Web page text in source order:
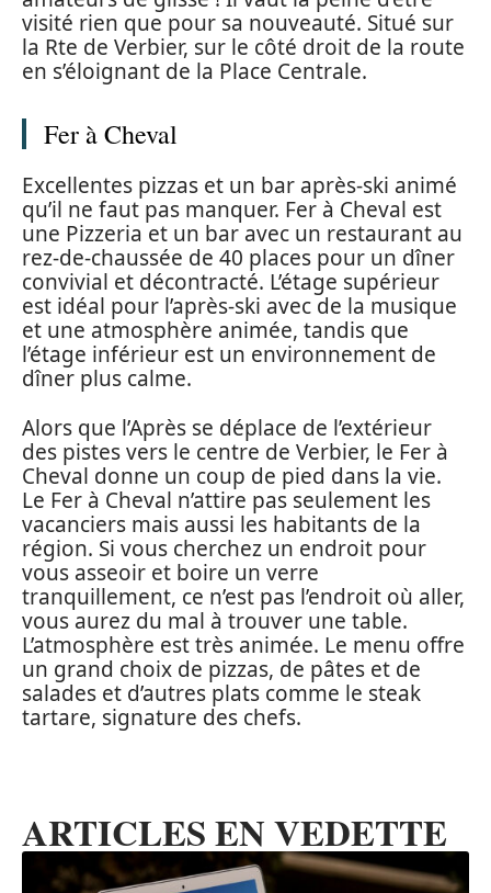
visité rien que pour sa nouveauté. Situé sur
la Rte de Verbier, sur le côté droit de la route
en s’éloignant de la Place Centrale.
Fer à Cheval
Excellentes pizzas et un bar après-ski animé
qu’il ne faut pas manquer. Fer à Cheval est
une Pizzeria et un bar avec un restaurant au
rez-de-chaussée de 40 places pour un dîner
convivial et décontracté. L’étage supérieur
est idéal pour l’après-ski avec de la musique
et une atmosphère animée, tandis que
l’étage inférieur est un environnement de
dîner plus calme.
Alors que l’Après se déplace de l’extérieur
des pistes vers le centre de Verbier, le Fer à
Cheval donne un coup de pied dans la vie.
Le Fer à Cheval n’attire pas seulement les
vacanciers mais aussi les habitants de la
région. Si vous cherchez un endroit pour
vous asseoir et boire un verre
tranquillement, ce n’est pas l’endroit où aller,
vous aurez du mal à trouver une table.
L’atmosphère est très animée. Le menu offre
un grand choix de pizzas, de pâtes et de
salades et d’autres plats comme le steak
tartare, signature des chefs.
ARTICLES EN VEDETTE